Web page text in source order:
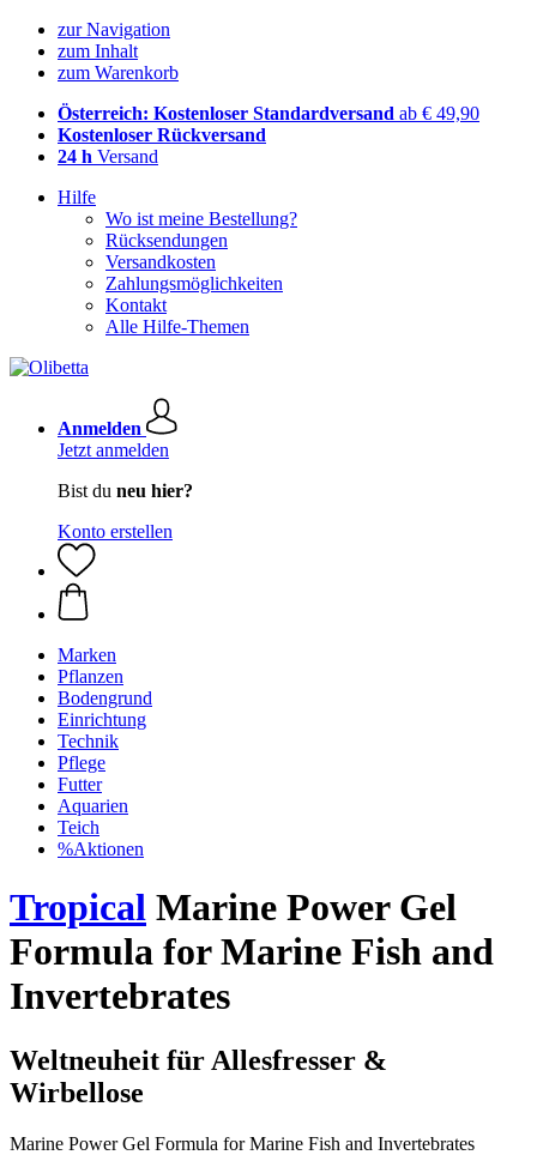
zur Navigation
zum Inhalt
zum Warenkorb
Österreich: Kostenloser Standardversand ab € 49,90
Kostenloser Rückversand
24 h Versand
Hilfe
Wo ist meine Bestellung?
Rücksendungen
Versandkosten
Zahlungsmöglichkeiten
Kontakt
Alle Hilfe-Themen
Anmelden
Jetzt anmelden
Bist du neu hier?
Konto erstellen
Marken
Pflanzen
Bodengrund
Einrichtung
Technik
Pflege
Futter
Aquarien
Teich
%Aktionen
Tropical Marine Power Gel
Formula for Marine Fish and
Invertebrates
Weltneuheit für Allesfresser &
Wirbellose
Marine Power Gel Formula for Marine Fish and Invertebrates